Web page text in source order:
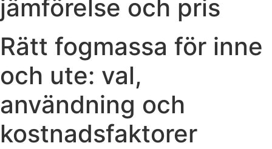
jämförelse och pris
Rätt fogmassa för inne
och ute: val,
användning och
kostnadsfaktorer